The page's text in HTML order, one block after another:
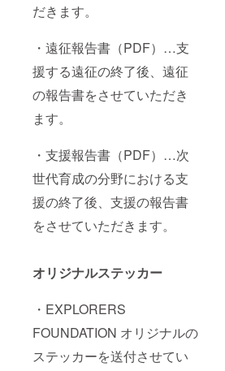
だきます。
・遠征報告書（PDF）…支
援する遠征の終了後、遠征
の報告書をさせていただき
ます。
・支援報告書（PDF）…次
世代育成の分野における支
援の終了後、支援の報告書
をさせていただきます。
オリジナルステッカー
・EXPLORERS
FOUNDATION オリジナルの
ステッカーを送付させてい